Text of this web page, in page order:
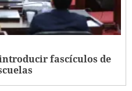
fascículos de